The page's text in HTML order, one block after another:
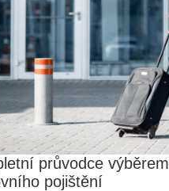
průvodce výběrem
pojištění